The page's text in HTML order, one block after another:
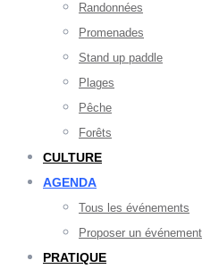
Randonnées
Promenades
Stand up paddle
Plages
Pêche
Forêts
CULTURE
AGENDA
Tous les événements
Proposer un événement
PRATIQUE